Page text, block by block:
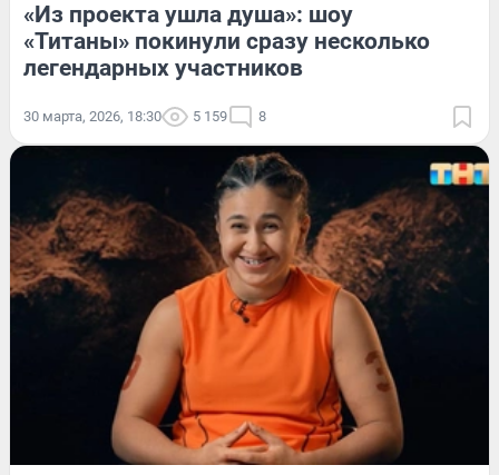
«Из проекта ушла душа»: шоу
«Титаны» покинули сразу несколько
легендарных участников
30 марта, 2026, 18:30 5 159 8